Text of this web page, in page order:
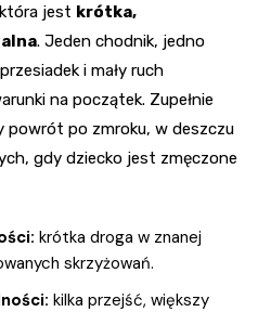
jest krótka,
. Jeden chodnik, jedno
i mały ruch
na początek. Zupełnie
powrót po zmroku, w deszczu
gdy dziecko jest zmęczone
krótka droga w znanej
skrzyżowań.
kilka przejść, większy